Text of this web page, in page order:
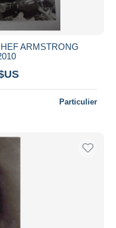
ARMSTRONG
Particulier